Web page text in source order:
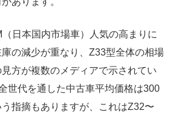
日本国内市場車）人気の高まりに
の減少が重なり、Z33型全体の相場
方が複数のメディアで示されてい
世代を通した中古車平均価格は300
指摘もありますが、これはZ32〜